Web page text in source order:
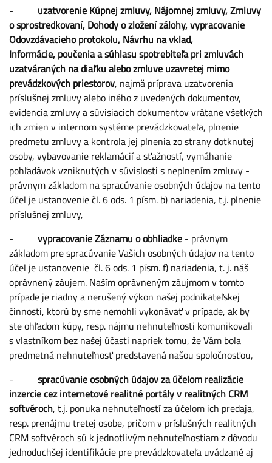
- uzatvorenie Kúpnej zmluvy, Nájomnej zmluvy, Zmluvy
o sprostredkovaní, Dohody o zložení zálohy, vypracovanie
Odovzdávacieho protokolu, Návrhu na vklad,
Informácie, poučenia a súhlasu spotrebiteľa pri zmluvách
uzatváraných na diaľku alebo zmluve uzavretej mimo
prevádzkových priestorov, najmä príprava uzatvorenia
príslušnej zmluvy alebo iného z uvedených dokumentov,
evidencia zmluvy a súvisiacich dokumentov vrátane všetkých
ich zmien v internom systéme prevádzkovateľa, plnenie
predmetu zmluvy a kontrola jej plnenia zo strany dotknutej
osoby, vybavovanie reklamácií a sťažností, vymáhanie
pohľadávok vzniknutých v súvislosti s neplnením zmluvy -
právnym základom na spracúvanie osobných údajov na tento
účel je ustanovenie čl. 6 ods. 1 písm. b) nariadenia, t.j. plnenie
príslušnej zmluvy,
- vypracovanie Záznamu o obhliadke - právnym
základom pre spracúvanie Vašich osobných údajov na tento
účel je ustanovenie čl. 6 ods. 1 písm. f) nariadenia, t. j. náš
oprávnený záujem. Naším oprávneným záujmom v tomto
prípade je riadny a nerušený výkon našej podnikateľskej
činnosti, ktorú by sme nemohli vykonávať v prípade, ak by
ste ohľadom kúpy, resp. nájmu nehnuteľnosti komunikovali
s vlastníkom bez našej účasti napriek tomu, že Vám bola
predmetná nehnuteľnosť predstavená našou spoločnosťou,
- spracúvanie osobných údajov za účelom realizácie
inzercie cez internetové realitné portály v realitných CRM
softvéroch, t.j. ponuka nehnuteľností za účelom ich predaja,
resp. prenájmu tretej osobe, pričom v príslušných realitných
CRM softvéroch sú k jednotlivým nehnuteľnostiam z dôvodu
jednoduchšej identifikácie pre prevádzkovateľa uvádzané aj